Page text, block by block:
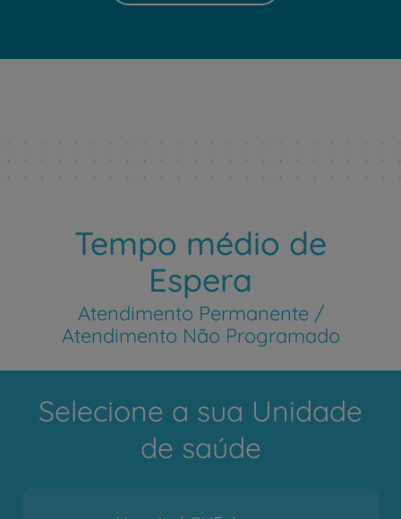
Tempo médio de
Espera
Atendimento Permanente /
Atendimento Não Programado
Selecione a sua Unidade
de saúde